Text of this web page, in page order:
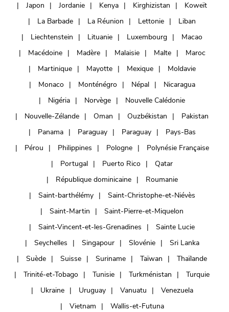
Japon
Jordanie Kenya Kirghizistan
Koweït
La Barbade
La Réunion Lettonie
Liban
Liechtenstein
Lituanie Luxembourg
Macao
Macédoine
Madère Malaisie Malte
Maroc
Martinique
Mayotte Mexique
Moldavie
Monaco
Monténégro Népal
Nicaragua
Nigéria
Norvège
Nouvelle Calédonie
Nouvelle-Zélande
Oman Ouzbékistan
Pakistan
Panama
Paraguay Paraguay
Pays-Bas
Pérou
Philippines Pologne
Polynésie Française
Portugal
Puerto Rico
Qatar
République dominicaine
Roumanie
Saint-barthélémy
Saint-Christophe-et-Niévès
Saint-Martin
Saint-Pierre-et-Miquelon
Saint-Vincent-et-les-Grenadines
Sainte Lucie
Seychelles
Singapour Slovénie
Sri Lanka
Suède
Suisse Suriname Taïwan
Thaïlande
Trinité-et-Tobago
Tunisie Turkménistan
Turquie
Ukraine
Uruguay Vanuatu
Venezuela
Vietnam
Wallis-et-Futuna